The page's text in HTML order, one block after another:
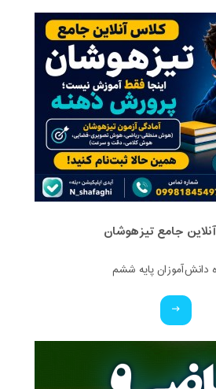
جامع تیزهوشان
دانش‌آموزان پایه ششم